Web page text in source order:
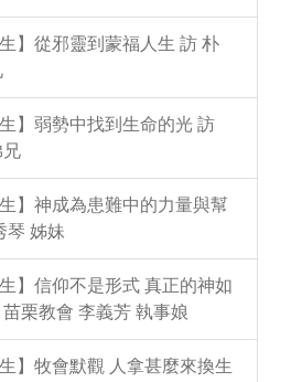
】從邪靈到蒙福人生 訪 朴
】弱勢中找到生命的光 訪
兄
】神成為患難中的力量與幫
琴 姊妹
】信仰不是形式 真正的神如
栗教會 李義芳 執事娘
】牧會默觀 人拿甚麼來換生